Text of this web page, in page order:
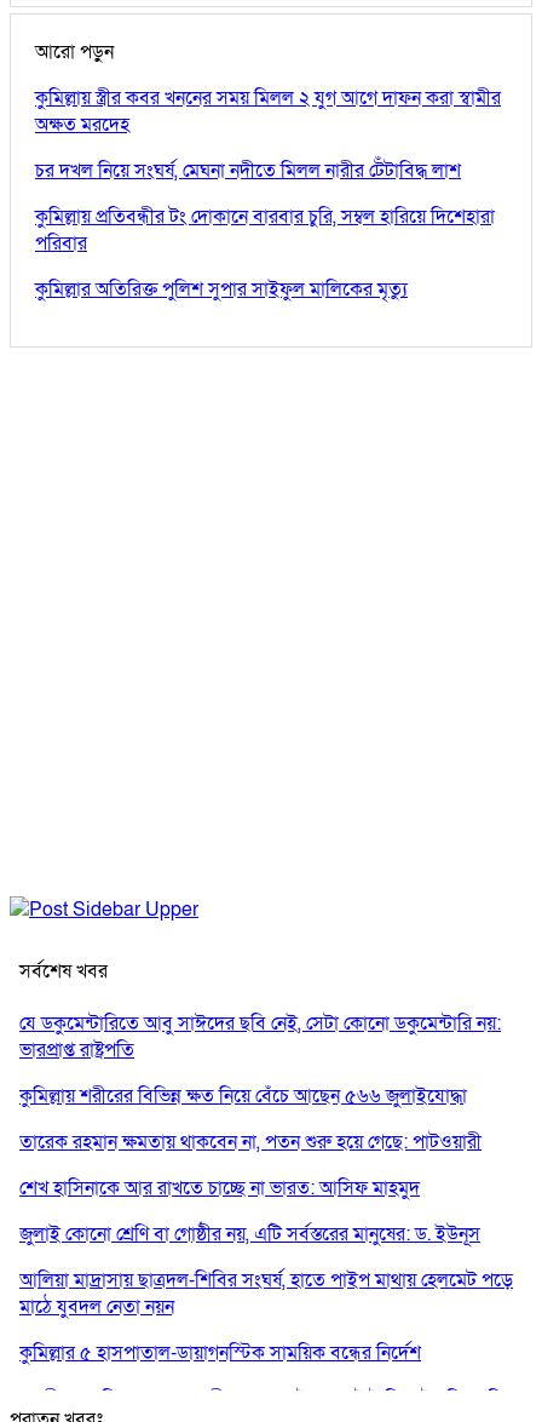
আরো পড়ুন
কুমিল্লায় স্ত্রীর কবর খননের সময় মিলল ২ যুগ আগে দাফন করা স্বামীর
অক্ষত মরদেহ
চর দখল নিয়ে সংঘর্ষ, মেঘনা নদীতে মিলল নারীর টেঁটাবিদ্ধ লাশ
কুমিল্লায় প্রতিবন্ধীর টং দোকানে বারবার চুরি, সম্বল হারিয়ে দিশেহারা
পরিবার
কুমিল্লার অতিরিক্ত পুলিশ সুপার সাইফুল মালিকের মৃত্যু
সর্বশেষ খবর
যে ডকুমেন্টারিতে আবু সাঈদের ছবি নেই, সেটা কোনো ডকুমেন্টারি নয়:
ভারপ্রাপ্ত রাষ্ট্রপতি
কুমিল্লায় শরীরের বিভিন্ন ক্ষত নিয়ে বেঁচে আছেন ৫৬৬ জুলাইযোদ্ধা
তারেক রহমান ক্ষমতায় থাকবেন না, পতন শুরু হয়ে গেছে: পাটওয়ারী
শেখ হাসিনাকে আর রাখতে চাচ্ছে না ভারত: আসিফ মাহমুদ
জুলাই কোনো শ্রেণি বা গোষ্ঠীর নয়, এটি সর্বস্তরের মানুষের: ড. ইউনূস
আলিয়া মাদ্রাসায় ছাত্রদল-শিবির সংঘর্ষ, হাতে পাইপ মাথায় হেলমেট পড়ে
মাঠে যুবদল নেতা নয়ন
কুমিল্লার ৫ হাসপাতাল-ডায়াগনস্টিক সাময়িক বন্ধের নির্দেশ
পরকীয়ার অভিযোগে গ্রামবাসীর হাতে আটক কনটেন্ট ক্রিয়েটর রিপন মিয়া